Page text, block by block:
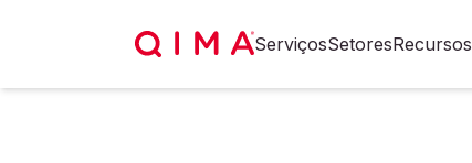
ServiçosSetoresRecursos